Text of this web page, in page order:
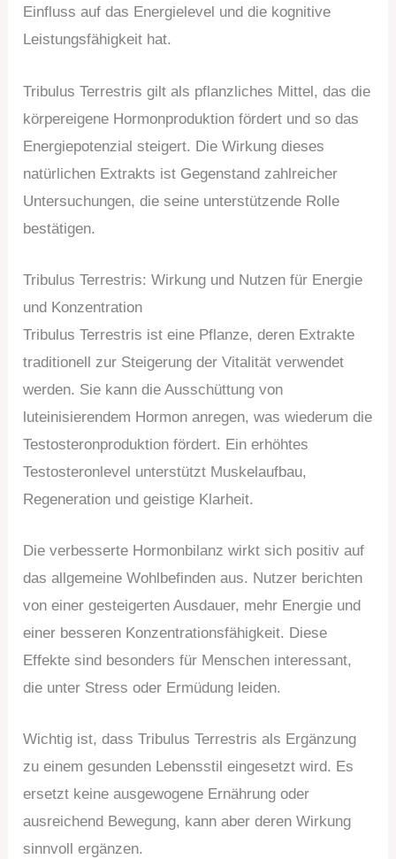
Einfluss auf das Energielevel und die kognitive
Leistungsfähigkeit hat.
Tribulus Terrestris gilt als pflanzliches Mittel, das die
körpereigene Hormonproduktion fördert und so das
Energiepotenzial steigert. Die Wirkung dieses
natürlichen Extrakts ist Gegenstand zahlreicher
Untersuchungen, die seine unterstützende Rolle
bestätigen.
Tribulus Terrestris: Wirkung und Nutzen für Energie
und Konzentration
Tribulus Terrestris ist eine Pflanze, deren Extrakte
traditionell zur Steigerung der Vitalität verwendet
werden. Sie kann die Ausschüttung von
luteinisierendem Hormon anregen, was wiederum die
Testosteronproduktion fördert. Ein erhöhtes
Testosteronlevel unterstützt Muskelaufbau,
Regeneration und geistige Klarheit.
Die verbesserte Hormonbilanz wirkt sich positiv auf
das allgemeine Wohlbefinden aus. Nutzer berichten
von einer gesteigerten Ausdauer, mehr Energie und
einer besseren Konzentrationsfähigkeit. Diese
Effekte sind besonders für Menschen interessant,
die unter Stress oder Ermüdung leiden.
Wichtig ist, dass Tribulus Terrestris als Ergänzung
zu einem gesunden Lebensstil eingesetzt wird. Es
ersetzt keine ausgewogene Ernährung oder
ausreichend Bewegung, kann aber deren Wirkung
sinnvoll ergänzen.